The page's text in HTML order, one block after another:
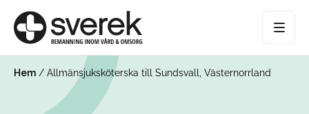
Hem / Allmänsjuksköterska till Sundsvall, Västernorrland